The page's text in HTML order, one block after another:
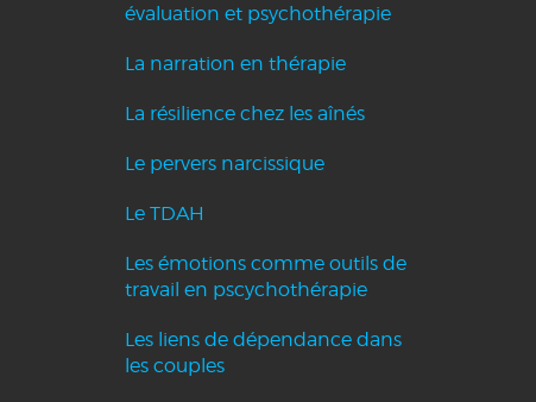
évaluation et psychothérapie
La narration en thérapie
La résilience chez les aînés
Le pervers narcissique
Le TDAH
Les émotions comme outils de
travail en pscychothérapie
Les liens de dépendance dans
les couples